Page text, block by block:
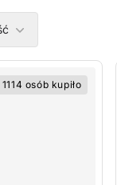
1114 osób kupiło